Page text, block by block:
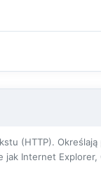
(HTTP). Określają
jak Internet Explorer,